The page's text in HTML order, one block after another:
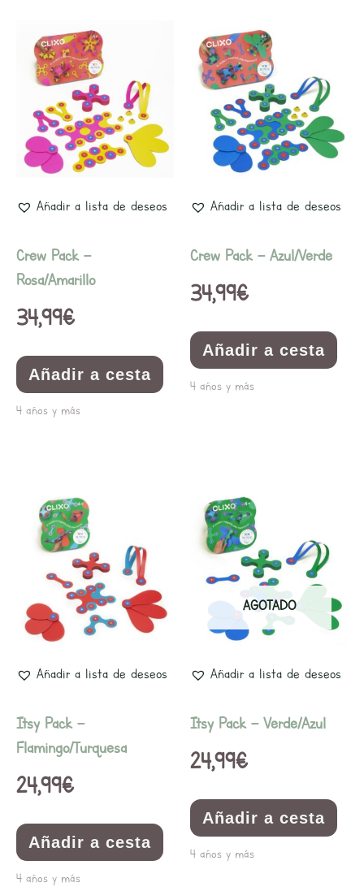
Añadir a lista de deseos
Crew Pack –
Rosa/Amarillo
34,99€
Añadir a cesta
4 años y más
Añadir a lista de deseos
Crew Pack – Azul/Verde
34,99€
Añadir a cesta
4 años y más
Añadir a lista de deseos
Itsy Pack –
Flamingo/Turquesa
24,99€
Añadir a cesta
4 años y más
AGOTADO
Añadir a lista de deseos
Itsy Pack – Verde/Azul
24,99€
Añadir a cesta
4 años y más